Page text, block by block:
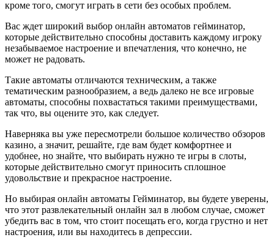
кроме того, смогут играть в сети без особых проблем.
Вас ждет широкий выбор онлайн автоматов гейминатор,
которые действительно способны доставить каждому игроку
незабываемое настроение и впечатления, что конечно, не
может не радовать.
Такие автоматы отличаются техническим, а также
тематическим разнообразием, а ведь далеко не все игровые
автоматы, способны похвастаться такими преимуществами,
так что, вы оцените это, как следует.
Наверняка вы уже пересмотрели большое количество обзоров
казино, а значит, решайте, где вам будет комфортнее и
удобнее, но знайте, что выбирать нужно те игры в слоты,
которые действительно смогут приносить сплошное
удовольствие и прекрасное настроение.
Но выбирая онлайн автоматы Гейминатор, вы будете уверены,
что этот развлекательный онлайн зал в любом случае, сможет
убедить вас в том, что стоит посещать его, когда грустно и нет
настроения, или вы находитесь в депрессии.